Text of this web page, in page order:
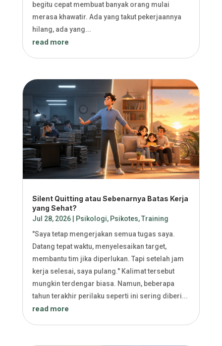
begitu cepat membuat banyak orang mulai
merasa khawatir. Ada yang takut pekerjaannya
hilang, ada yang...
read more
Silent Quitting atau Sebenarnya Batas Kerja
yang Sehat?
Jul 28, 2026| Psikologi, Psikotes,Training
"Saya tetap mengerjakan semua tugas saya.
Datang tepat waktu, menyelesaikan target,
membantu tim jika diperlukan. Tapi setelah jam
kerja selesai, saya pulang." Kalimat tersebut
mungkin terdengar biasa. Namun, beberapa
tahun terakhir perilaku seperti ini sering diberi...
read more